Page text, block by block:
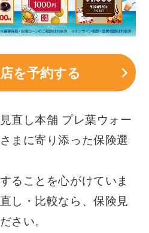
直し本舗 プレ葉ウォー
まに寄り添った保険選
ることを心がけていま
し・比較なら、保険見
さい。
を予約する